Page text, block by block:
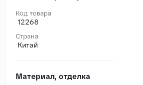
Код товара
12268
Страна
Китай
Материал, отделка